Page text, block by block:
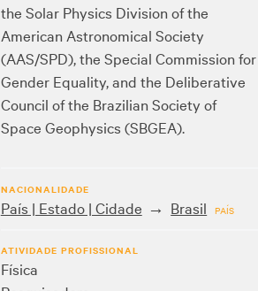
the Solar Physics Division of the
American Astronomical Society
(AAS/SPD), the Special Commission for
Gender Equality, and the Deliberative
Council of the Brazilian Society of
Space Geophysics (SBGEA).
NACIONALIDADE
País | Estado | Cidade Brasil PAÍS
ATIVIDADE PROFISSIONAL
Física